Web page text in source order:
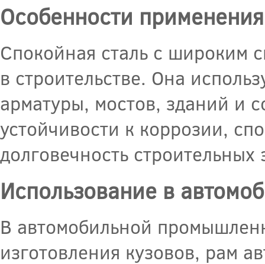
Особенности
Спокойная сталь с широким
в строительстве. Она
арматуры, мостов, зданий и
устойчивости к коррозии,
долговечность строительных
Использование в
В автомобильной
изготовления кузовов, рам